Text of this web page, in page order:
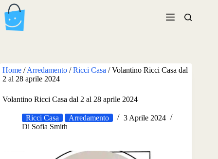
Salta
al
contenuto
Home /Arredamento /Ricci Casa /Volantino Ricci Casa dal
2 al 28 aprile 2024
Volantino Ricci Casa dal 2 al 28 aprile 2024
Ricci Casa Arredamento
3 Aprile 2024
Di Sofia Smith